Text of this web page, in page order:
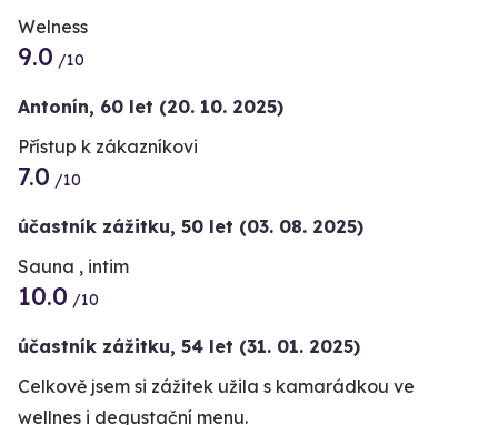
Welness
9.0 /10
Antonín, 60 let (20. 10. 2025)
Přístup k zákazníkovi
7.0 /10
účastník zážitku, 50 let (03. 08. 2025)
Sauna , intim
10.0 /10
účastník zážitku, 54 let (31. 01. 2025)
Celkově jsem si zážitek užila s kamarádkou ve
wellnes i degustační menu.